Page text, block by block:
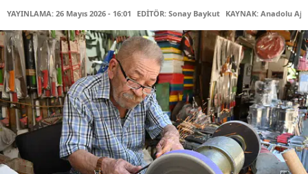
YAYINLAMA: 26 Mayıs 2026 - 16:01 EDİTÖR: Sonay Baykut KAYNAK: Anadolu